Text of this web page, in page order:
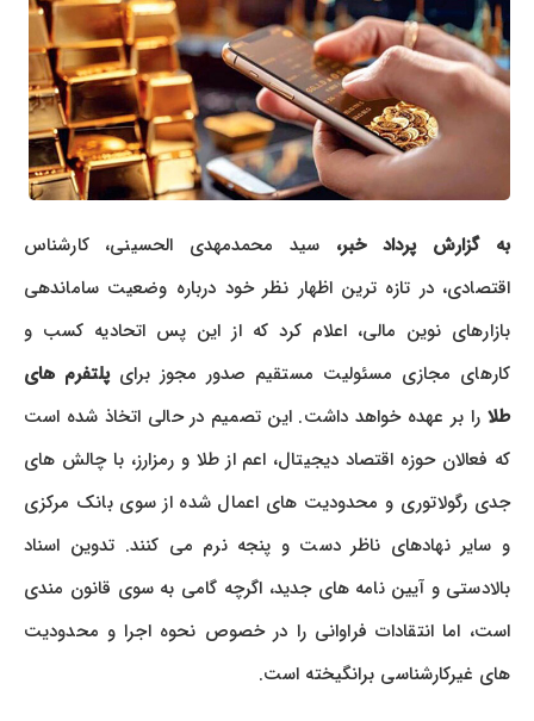
به گزارش پرداد خبر،سید محمدمهدی الحسینی، کارشناس
اقتصادی، در تازه ترین اظهار نظر خود درباره وضعیت ساماندهی
بازارهای نوین مالی، اعلام کرد که از این پس اتحادیه کسب و
کارهای مجازی مسئولیت مستقیم صدور مجوز برایپلتفرم های
طلارا بر عهده خواهد داشت. این تصمیم در حالی اتخاذ شده است
که فعالان حوزه اقتصاد دیجیتال، اعم از طلا و رمزارز، با چالش های
جدی رگولاتوری و محدودیت های اعمال شده از سوی بانک مرکزی
و سایر نهادهای ناظر دست و پنجه نرم می کنند. تدوین اسناد
بالادستی و آیین نامه های جدید، اگرچه گامی به سوی قانون مندی
است، اما انتقادات فراوانی را در خصوص نحوه اجرا و محدودیت
های غیرکارشناسی برانگیخته است.